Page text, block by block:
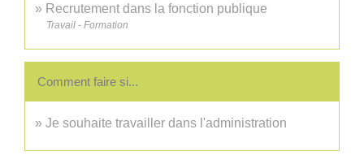
Recrutement dans la fonction publique
Travail - Formation
Comment faire si...
Je souhaite travailler dans l'administration